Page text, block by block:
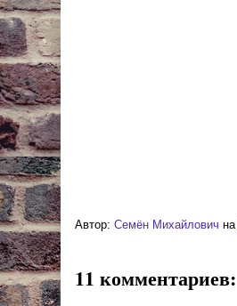
Автор: Cемён Михайлович на
11 комментариев: